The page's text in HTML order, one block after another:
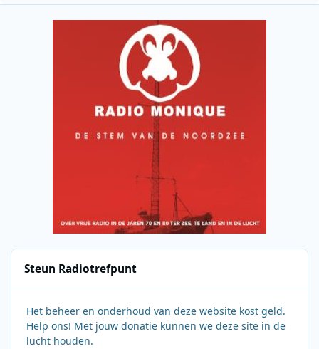
Steun Radiotrefpunt
Het beheer en onderhoud van deze website kost geld.
Help ons! Met jouw donatie kunnen we deze site in de
lucht houden.